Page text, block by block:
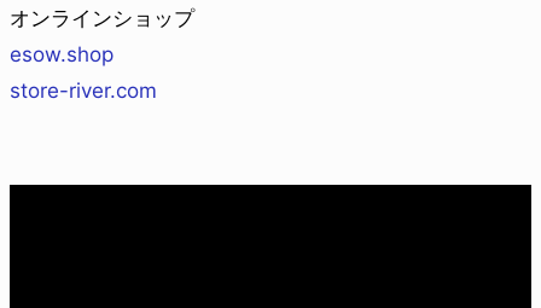
オンラインショップ
esow.shop
store-river.com